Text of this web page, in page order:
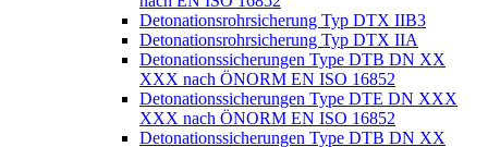
Detonationsrohrsicherung Typ DTX IIB3
Detonationsrohrsicherung Typ DTX IIA
Detonationssicherungen Type DTB DN XX
XXX nach ÖNORM EN ISO 16852
Detonationssicherungen Type DTE DN XXX
XXX nach ÖNORM EN ISO 16852
Detonationssicherungen Type DTB DN XX